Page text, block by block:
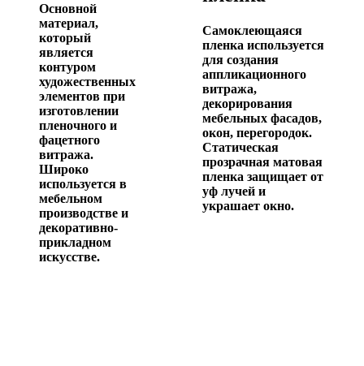
Основной
материал,
который
является
контуром
художественных
элементов при
изготовлении
пленочного и
фацетного
витража.
Широко
используется в
мебельном
производстве и
декоративно-
прикладном
искусстве.
Самоклеющаяся
пленка используется
для создания
аппликационного
витража,
декорирования
мебельных фасадов,
окон, перегородок.
Статическая
прозрачная матовая
пленка защищает от
уф лучей и
украшает окно.